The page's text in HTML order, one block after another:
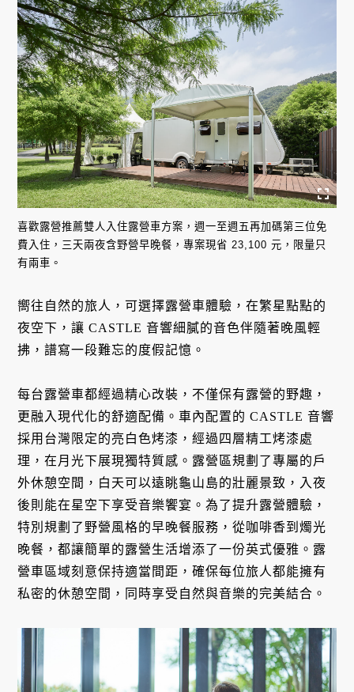
喜歡露營推薦雙人入住露營車方案，週一至週五再加碼第三位免
費入住，三天兩夜含野營早晚餐，專案現省 23,100 元，限量只
有兩車。
嚮往自然的旅人，可選擇露營車體驗，在繁星點點的
夜空下，讓 CASTLE 音響細膩的音色伴隨著晚風輕
拂，譜寫一段難忘的度假記憶。
每台露營車都經過精心改裝，不僅保有露營的野趣，
更融入現代化的舒適配備。車內配置的 CASTLE 音響
採用台灣限定的亮白色烤漆，經過四層精工烤漆處
理，在月光下展現獨特質感。露營區規劃了專屬的戶
外休憩空間，白天可以遠眺龜山島的壯麗景致，入夜
後則能在星空下享受音樂饗宴。為了提升露營體驗，
特別規劃了野營風格的早晚餐服務，從咖啡香到燭光
晚餐，都讓簡單的露營生活增添了一份英式優雅。露
營車區域刻意保持適當間距，確保每位旅人都能擁有
私密的休憩空間，同時享受自然與音樂的完美結合。